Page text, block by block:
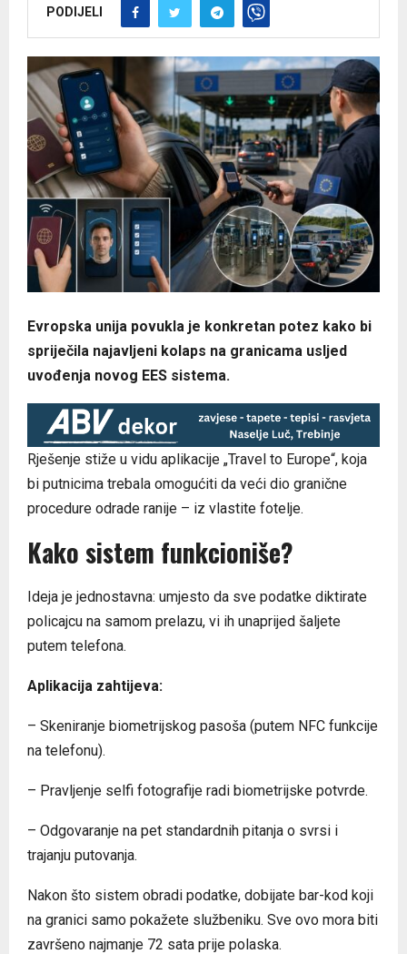
PODIJELI
Evropska unija povukla je konkretan potez kako bi
spriječila najavljeni kolaps na granicama usljed
uvođenja novog EES sistema.
Rješenje stiže u vidu aplikacije „Travel to Europe“, koja
bi putnicima trebala omogućiti da veći dio granične
procedure odrade ranije – iz vlastite fotelje.
Kako sistem funkcioniše?
Ideja je jednostavna: umjesto da sve podatke diktirate
policajcu na samom prelazu, vi ih unaprijed šaljete
putem telefona.
Aplikacija zahtijeva:
– Skeniranje biometrijskog pasoša (putem NFC funkcije
na telefonu).
– Pravljenje selfi fotografije radi biometrijske potvrde.
– Odgovaranje na pet standardnih pitanja o svrsi i
trajanju putovanja.
Nakon što sistem obradi podatke, dobijate bar-kod koji
na granici samo pokažete službeniku. Sve ovo mora biti
završeno najmanje 72 sata prije polaska.